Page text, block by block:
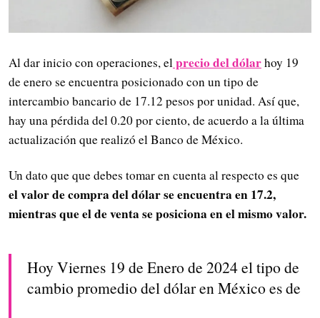
Al dar inicio con operaciones, el precio del dólarhoy 19
de enero se encuentra posicionado con un tipo de
intercambio bancario de 17.12 pesos por unidad. Así que,
hay una pérdida del 0.20 por ciento, de acuerdo a la última
actualización que realizó el Banco de México.
Un dato que que debes tomar en cuenta al respecto es que
el valor de compra del dólar se encuentra en 17.2,
mientras que el de venta se posiciona en el mismo valor.
Hoy Viernes 19 de Enero de 2024 el tipo de
cambio promedio del dólar en México es de